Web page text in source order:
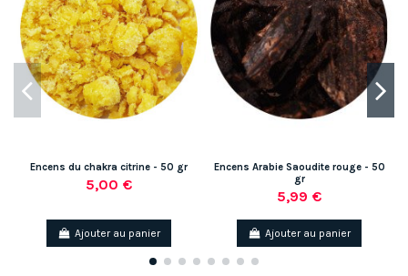
Encens du chakra citrine - 50 gr
5,00 €
Ajouter au panier
Encens Arabie Saoudite rouge - 50
gr
5,99 €
Ajouter au panier